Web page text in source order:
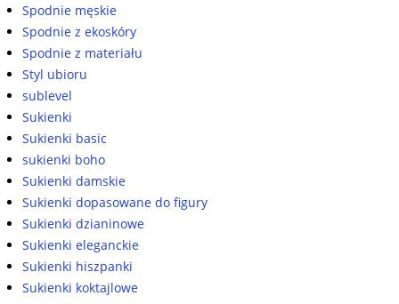
Spodnie męskie
Spodnie z ekoskóry
Spodnie z materiału
Styl ubioru
sublevel
Sukienki
Sukienki basic
sukienki boho
Sukienki damskie
Sukienki dopasowane do figury
Sukienki dzianinowe
Sukienki eleganckie
Sukienki hiszpanki
Sukienki koktajlowe